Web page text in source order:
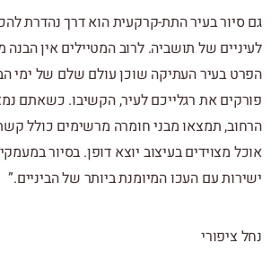
גם סיור בעיר התת-קרקעית הוא דרך נהדרת
לעיניים של תושביה. לרוב המטיילים אין
הפרט בעיר העתיקה שוכן עולם שלם של ימי
פורקים את רגלייכם לעיר, הקשיבו. כשאתם
הרחוב, תמצאו מבני חומרה מרשימים כולל
אוכל מצוידים בעיצוב יוצא דופן. בסיור
ישירות עם העכו המיומנת ביותר של הביניים.”
נחל ציפורי